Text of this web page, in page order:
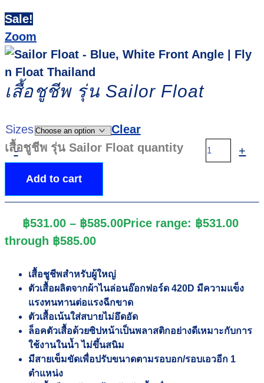
Sale!
Zoom
เสื้อชูชีพ รุ่น Sailor Float
Sizes
Clear
-
เสื้อชูชีพ รุ่น Sailor Float quantity +
Add to cart
฿531.00 – ฿585.00Price range: ฿531.00
through ฿585.00
เสื้อชูชีพสำหรับผู้ใหญ่
ตัวเสื้อผลิตจากผ้าไนล่อนอ๊อกฟอร์ด 420D มีความแข็ง
แรงทนทานต่อแรงฉีกขาด
ตัวเสื้อเน้นใส่สบายไม่อึดอัด
ล็อคตัวเสื้อด้วยซิปหน้าเป็นพลาสติกอย่างดีเหมาะกับการ
ใช้งานในน้ำ ไม่ขึ้นสนิม
มีสายเข็มขัดเพื่อปรับขนาดตามรอบอก/รอบเอวอีก 1
ตำแหน่ง